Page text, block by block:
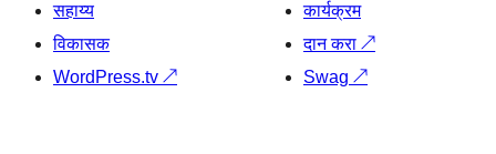
सहाय्य
विकासक
WordPress.tv ↗
कार्यक्रम
दान करा ↗
Swag ↗